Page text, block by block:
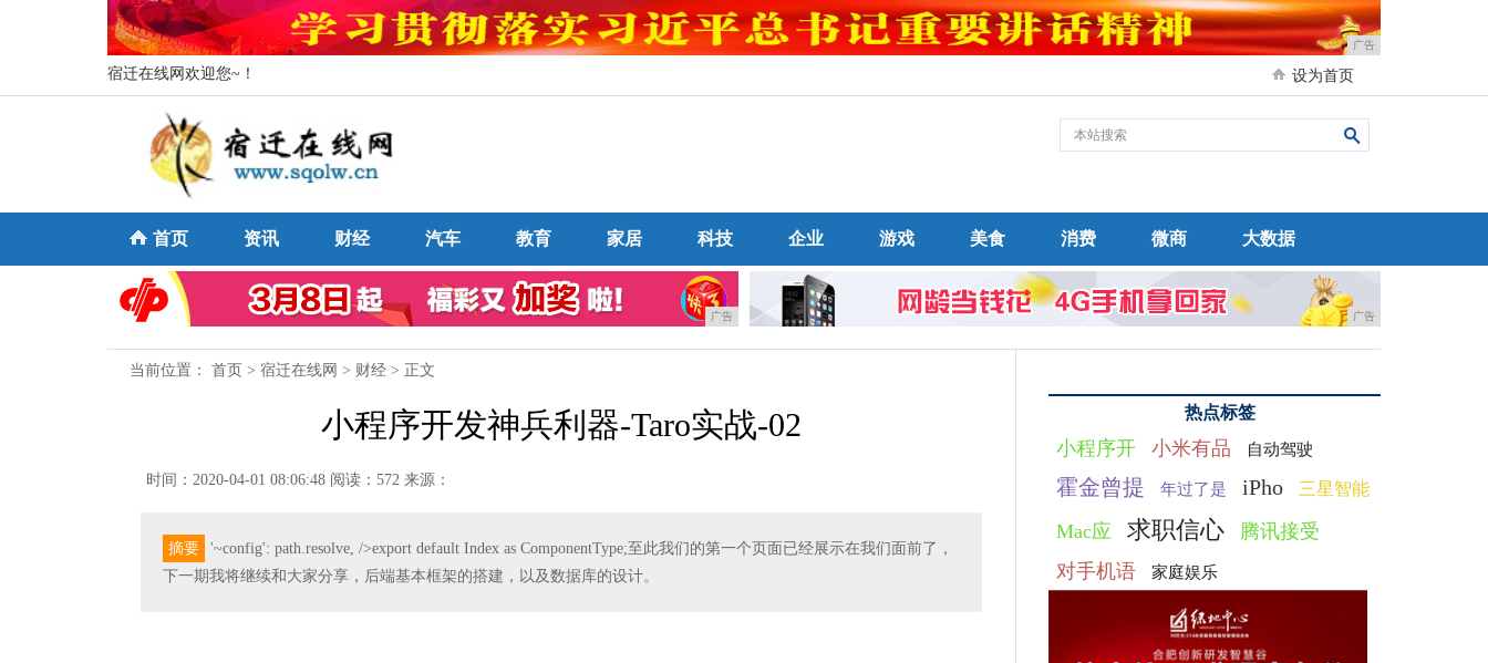
广告
宿迁在线网欢迎您~！ 设为首页
首页 资讯 财经 汽车 教育 家居 科技 企业 游戏 美食 消费 微商 大数据
广告 广告
当前位置： 首页 > 宿迁在线网 > 财经 > 正文
小程序开发神兵利器-Taro实战-02
时间：2020-04-01 08:06:48 阅读：572 来源：
摘要
'~config': path.resolve, />export default Index as ComponentType;至此我们的第一个页面已经展示在我们面前了，
下一期我将继续和大家分享，后端基本框架的搭建，以及数据库的设计。
热点标签
小程序开 小米有品 自动驾驶
霍金曾提 年过了是 iPho 三星智能
Mac应 求职信心
腾讯接受
对手机语
家庭娱乐